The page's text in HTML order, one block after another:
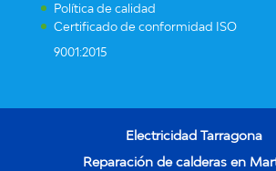
Política de calidad
Certificado de conformidad ISO
9001:2015
Electricidad Tarragona
Reparación de calderas en